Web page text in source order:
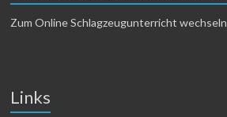
Zum Online Schlagzeugunterricht wechseln
Links